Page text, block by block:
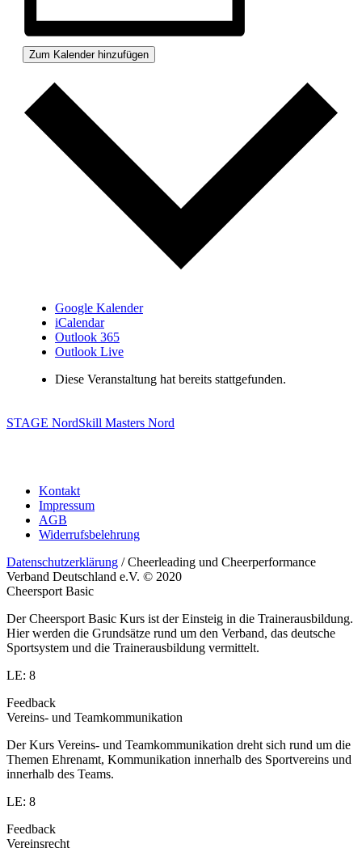
Zum Kalender hinzufügen
Google Kalender
iCalendar
Outlook 365
Outlook Live
Diese Veranstaltung hat bereits stattgefunden.
STAGE NordSkill Masters Nord
Kontakt
Impressum
AGB
Widerrufsbelehrung
Datenschutzerklärung / Cheerleading und Cheerperformance
Verband Deutschland e.V. © 2020
Cheersport Basic
Der Cheersport Basic Kurs ist der Einsteig in die Trainerausbildung.
Hier werden die Grundsätze rund um den Verband, das deutsche
Sportsystem und die Trainerausbildung vermittelt.
LE: 8
Feedback
Vereins- und Teamkommunikation
Der Kurs Vereins- und Teamkommunikation dreht sich rund um die
Themen Ehrenamt, Kommunikation innerhalb des Sportvereins und
innerhalb des Teams.
LE: 8
Feedback
Vereinsrecht